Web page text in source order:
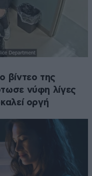
βίντεο της
νύφη λίγες
οργή